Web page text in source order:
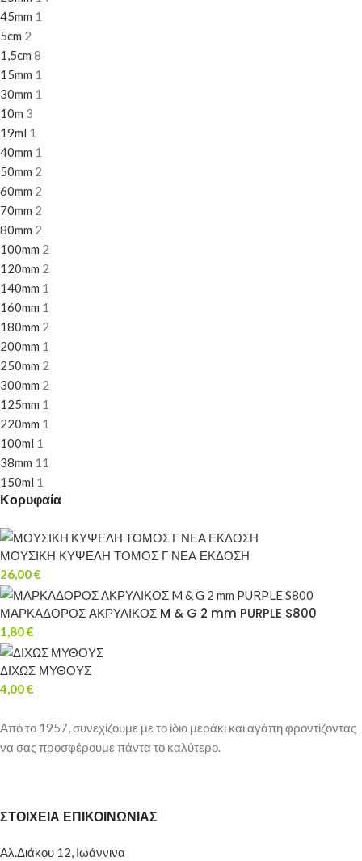
45mm 1
5cm 2
1,5cm 8
15mm 1
30mm 1
10m 3
19ml 1
40mm 1
50mm 2
60mm 2
70mm 2
80mm 2
100mm 2
120mm 2
140mm 1
160mm 1
180mm 2
200mm 1
250mm 2
300mm 2
125mm 1
220mm 1
100ml 1
38mm 11
150ml 1
Κορυφαία
ΜΟΥΣΙΚΗ ΚΥΨΕΛΗ ΤΟΜΟΣ Γ ΝΕΑ ΕΚΔΟΣΗ
26,00€
ΜΑΡΚΑΔΟΡΟΣ ΑΚΡΥΛΙΚΟΣ M & G 2 mm PURPLE S800
1,80€
ΔΙΧΩΣ ΜΥΘΟΥΣ
4,00€
Από το 1957, συνεχίζουμε με το ίδιο μεράκι και αγάπη φροντίζοντας
να σας προσφέρουμε πάντα το καλύτερο.
ΣΤΟΙΧΕΙΑ ΕΠΙΚΟΙΝΩΝΙΑΣ
Αλ.Διάκου 12, Ιωάννινα